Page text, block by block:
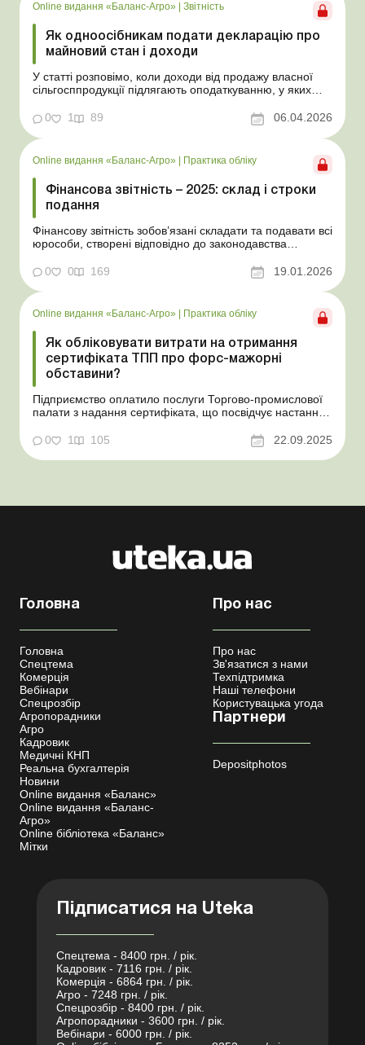
Online видання «Баланс-Агро» Звітність
Як одноосібникам подати декларацію про
майновий стан і доходи
У статті розповімо, коли доходи від продажу власної
сільгосппродукції підлягають оподаткуванню, у яких
як визначити й задекларувати оподатковуваний дохід.
Баланс-Агро № 14 від 7 квітня 2026 року На практиці
фізособи, які самостійно обробляют...
0 1 89 06.04.2026
Online видання «Баланс-Агро» | Практика обліку
Фінансова звітність – 2025: склад і строки
подання
Фінансову звітність зобов’язані складати та подавати всі
юрособи, створені відповідно до законодавства
створених згідно із законодавством іноземної держави.
У статті розповімо, у які строки та за якими формами
потрібно подавати фінзвітність, у...
0 0 169 19.01.2026
Online видання «Баланс-Агро» | Практика обліку
Як обліковувати витрати на отримання
сертифіката ТПП про форс-мажорні
обставини?
Підприємство оплатило послуги Торгово-промислової
палати з надання сертифіката, що посвідчує настання
бухгалтерський рахунок віднести суму такої оплати?
Баланс-Агро № 38 від 23 вересня 2025 року Практична
ситуація Підприємство оплатило послуги Тор...
0 1 105 22.09.2025
Головна
Головна
Спецтема
Комерція
Вебінари
Спецрозбір
Агропорадники
Агро
Кадровик
Медичні КНП
Реальна бухгалтерія
Новини
Online видання «Баланс»
Online видання «Баланс-
Агро»
Online бібліотека «Баланс»
Мітки
Про нас
Про нас
Зв'язатися з нами
Техпідтримка
Наші телефони
Користувацька угода
Партнери
Depositphotos
Підписатися на Uteka
Спецтема - 8400 грн. / рік.
Кадровик - 7116 грн. / рік.
Комерція - 6864 грн. / рік.
Агро - 7248 грн. / рік.
Спецрозбір - 8400 грн. / рік.
Агропорадники - 3600 грн. / рік.
Вебінари - 6000 грн. / рік.